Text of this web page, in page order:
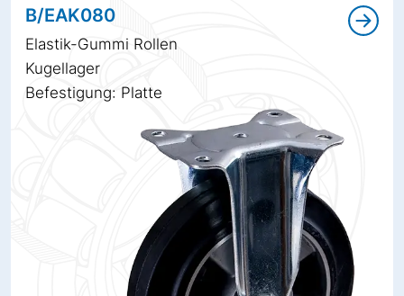
B/EAK080
Elastik-Gummi Rollen
Kugellager
Befestigung: Platte